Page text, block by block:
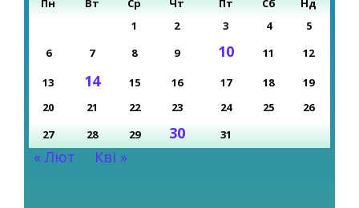
Пн Вт Ср Чт Пт Сб
Нд
1
2 3 4
5
6
7 8 9 10 11 12
13 14 15 16 17 18
19
20
21 22 23 24 25
26
27
28 29 30 31
« Лют Кві »